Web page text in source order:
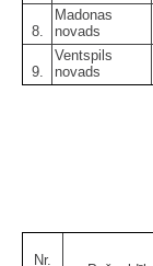
8.
Madonas
novads
9.
Ventspils
novads
Nr.